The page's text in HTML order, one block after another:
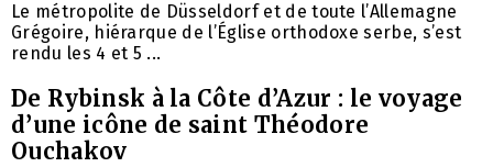
Le métropolite de Düsseldorf et de toute l’Allemagne
Grégoire, hiérarque de l’Église orthodoxe serbe, s’est
rendu les 4 et 5 ...
De Rybinsk à la Côte d’Azur : le voyage
d’une icône de saint Théodore
Ouchakov